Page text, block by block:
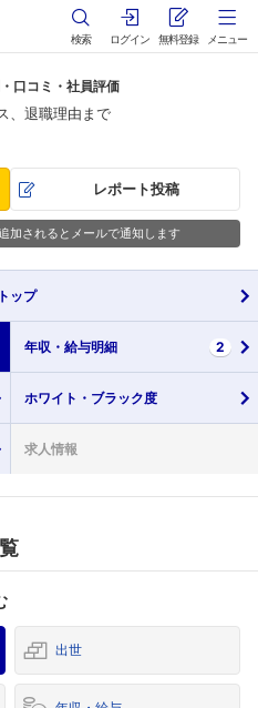
検索 ログイン 無料登録 メニュー
口コミ・社員評価
、退職理由まで
レポート投稿
加されるとメールで通知します
トップ
年収・ 給与明細 2
ホワイト・ ブラック度
求人情報
出世